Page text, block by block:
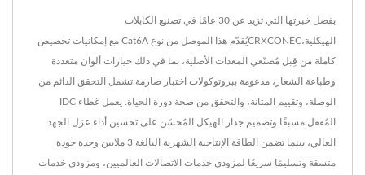
بفضل خبرتها التي تزيد عن 30 عامًا في تصنيع الكابلات
الهيكلية،CRXCONECيُقدّم هذا الموصل من نوع Cat6A مع إمكانيات تخصيص
كاملة من قِبل مُصنّعي المعدات الأصلية، بما في ذلك خيارات ألوان متعددة
وطباعة الشعار، مدعومة ببروتوكولات اختبار صارمة تشمل التحقق الدائم من
الوصلة، وتقييم المتانة، والتحقق من صحة دورة الحياة. يعمل غطاء IDC
المُقفل مسبقًا وتصميم جدار الهيكل المُحسّن على تحسين أداء عزل الجهد
العالي، بينما تضمن الطاقة الإنتاجية الشهرية البالغة 3 ملايين وحدة جودة
متسقة وتسليمًا سريعًا لمزودي خدمات الاتصالات العالميين، ومزودي خدمات